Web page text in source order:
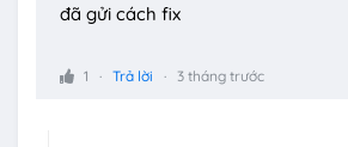
đã gửi cách fix
1 Trả lời 3 tháng trước